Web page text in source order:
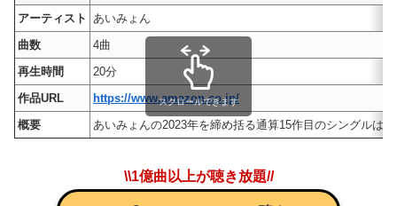
アーティスト あいみょん
曲数
4曲
再生時間
20分
作品URL
https://www.amazon.co.jp/
概要
あいみょんの2023年を締め括る通算15作目のシングルは
スクロールできます
\\1億曲以上が聴き放題//